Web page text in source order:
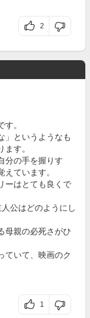
2
。
」というようなも
す。
分の手を握りす
ています。
ーはとても良くで
公はどのようにし
母親の必死さがひ
ていて、映画のク
1